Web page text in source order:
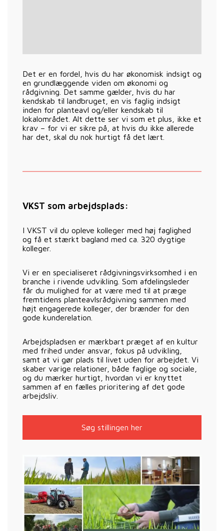
Det er en fordel, hvis du har økonomisk indsigt og
en grundlæggende viden om økonomi og
rådgivning. Det samme gælder, hvis du har
kendskab til landbruget, en vis faglig indsigt
inden for planteavl og/eller kendskab til
lokalområdet. Alt dette ser vi som et plus, ikke et
krav – for vi er sikre på, at hvis du ikke allerede
har det, skal du nok hurtigt få det lært.
VKST som arbejdsplads:
I VKST vil du opleve kolleger med høj faglighed
og få et stærkt bagland med ca. 320 dygtige
kolleger.
Vi er en specialiseret rådgivningsvirksomhed i en
branche i rivende udvikling. Som afdelingsleder
får du mulighed for at være med til at præge
fremtidens planteavlsrådgivning sammen med
højt engagerede kolleger, der brænder for den
gode kunderelation.
Arbejdspladsen er mærkbart præget af en kultur
med frihed under ansvar, fokus på udvikling,
samt at vi gør plads til livet uden for arbejdet. Vi
skaber varige relationer, både faglige og sociale,
og du mærker hurtigt, hvordan vi er knyttet
sammen af en fælles prioritering af det gode
arbejdsliv.
Søg stillingen her